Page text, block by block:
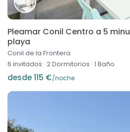
Pleamar Conil Centro a 5
playa
Conil de la Frontera
6 invitados · 2 Dormitorios · 1 Baño
desde 115 €/noche